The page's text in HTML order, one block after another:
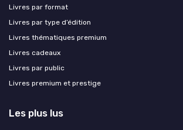
Livres par format
Livres par type d’édition
Livres thématiques premium
Livres cadeaux
Livres par public
Livres premium et prestige
Les plus lus